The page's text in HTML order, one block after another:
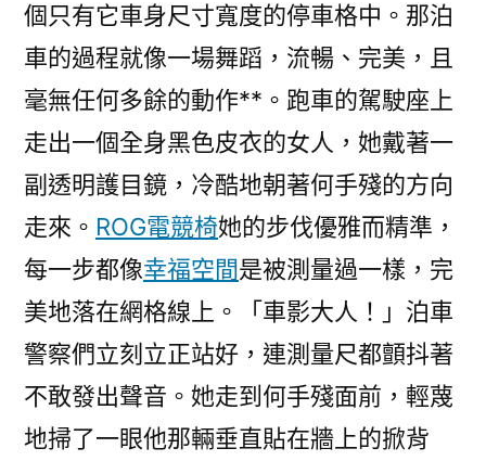
個只有它車身尺寸寬度的停車格中。那泊
車的過程就像一場舞蹈，流暢、完美，且
毫無任何多餘的動作**。跑車的駕駛座上
走出一個全身黑色皮衣的女人，她戴著一
副透明護目鏡，冷酷地朝著何手殘的方向
走來。 ROG電競椅她的步伐優雅而精準，
每一步都像幸福空間是被測量過一樣，完
美地落在網格線上。「車影大人！」泊車
警察們立刻立正站好，連測量尺都顫抖著
不敢發出聲音。她走到何手殘面前，輕蔑
地掃了一眼他那輛垂直貼在牆上的掀背